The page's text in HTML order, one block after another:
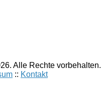
Alle Rechte vorbehalten.
:: Kontakt